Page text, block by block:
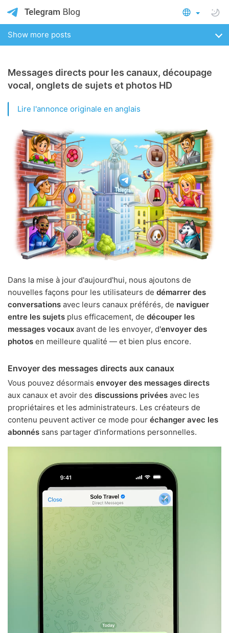
Show more posts
Messages directs pour les canaux, découpage
vocal, onglets de sujets et photos HD
Lire l'annonce originale en anglais
Dans la mise à jour d'aujourd'hui, nous ajoutons de
nouvelles façons pour les utilisateurs de démarrer des
conversations avec leurs canaux préférés, de naviguer
entre les sujets plus efficacement, de découper les
messages vocaux avant de les envoyer, d'envoyer des
photos en meilleure qualité — et bien plus encore.
Envoyer des messages directs aux canaux
Vous pouvez désormais envoyer des messages directs
aux canaux et avoir des discussions privées avec les
propriétaires et les administrateurs. Les créateurs de
contenu peuvent activer ce mode pour échanger avec les
abonnés sans partager d'informations personnelles.